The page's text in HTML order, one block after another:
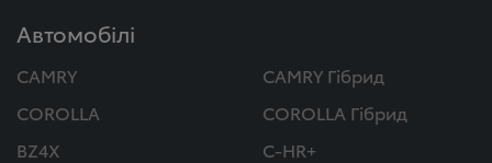
Автомобілі
CAMRY
CAMRY Гібрид
COROLLA
COROLLA Гібрид
BZ4X
C-HR+